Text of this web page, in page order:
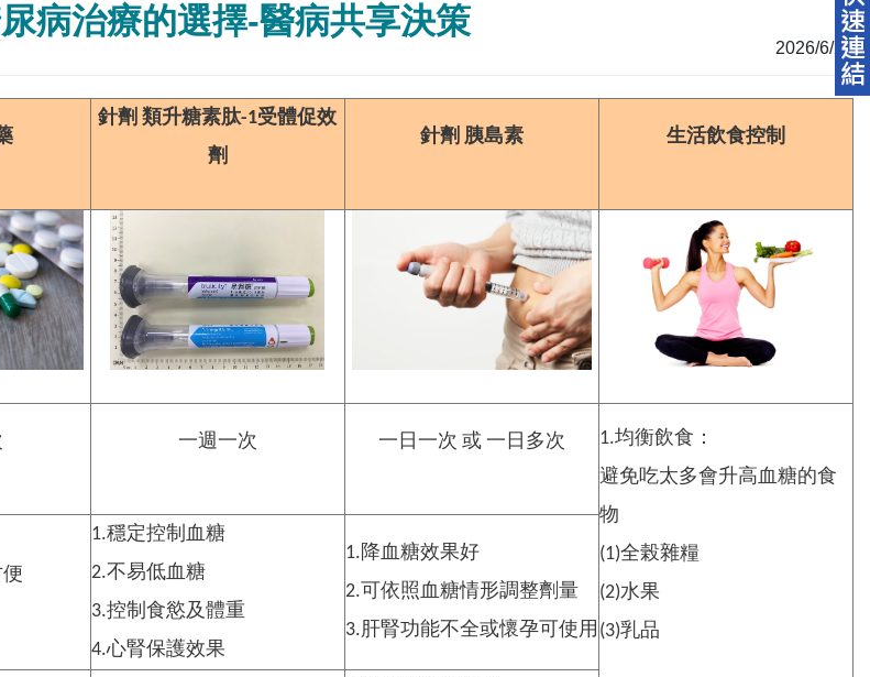
病治療的選擇-醫病共享決策
2026/6/23
針劑 類升糖素肽-1受體促效
劑
針劑 胰島素 生活飲食控制
一週一次 一日一次 或 一日多次
1.均衡飲食：
避免吃太多會升高血糖的食
物
(1)全榖雜糧
(2)水果
(3)乳品
1.穩定控制血糖
2.不易低血糖
3.控制食慾及體重
4.心腎保護效果
1.降血糖效果好
2.可依照血糖情形調整劑量
3.肝腎功能不全或懷孕可使用